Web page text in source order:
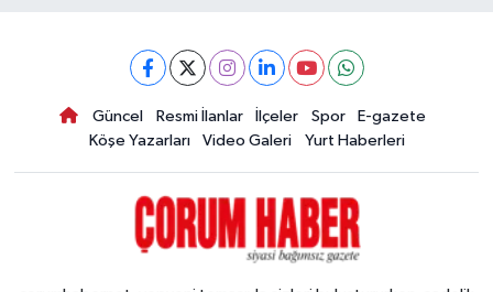
Güncel Resmi İlanlar İlçeler Spor
E-gazete
Köşe Yazarları
Video Galeri Yurt Haberleri